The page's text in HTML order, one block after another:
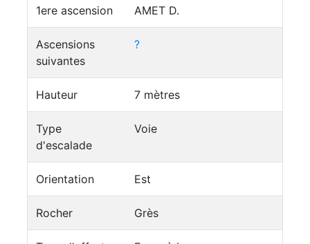
1ere ascension AMET D.
Ascensions
suivantes
?
Hauteur 7 mètres
Type
d'escalade
Voie
Orientation Est
Rocher Grès